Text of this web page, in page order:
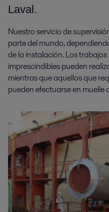
Laval.
Nuestro servicio de
parte del mundo,
de la instalación. Los
imprescindibles pueden
mientras que aquellos que
pueden efectuarse en muelle